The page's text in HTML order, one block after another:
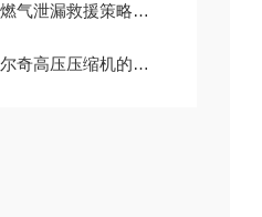
泄漏救援策略技巧
高压压缩机的主要应用